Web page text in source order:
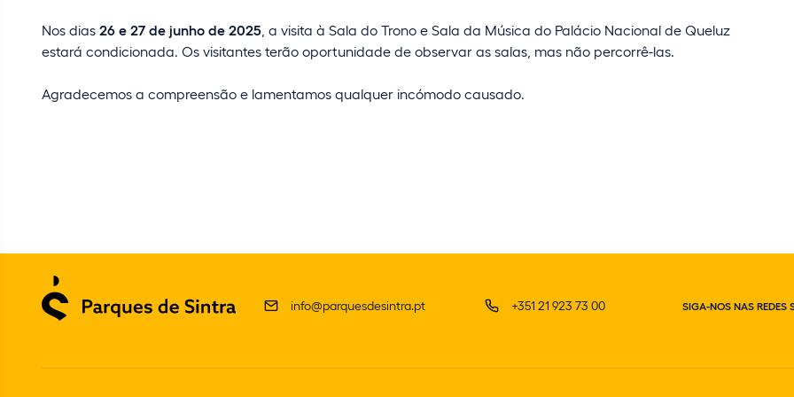
Nos dias 26 e 27 de junho de 2025 , a visita à Sala do Trono e Sala da Música do Palácio Nacional de Queluz
estará condicionada. Os visitantes terão oportunidade de observar as salas, mas não percorrê-las.
Agradecemos a compreensão e lamentamos qualquer incómodo causado.
info@parquesdesintra.pt +351 21 923 73 00 SIGA-NOS NAS REDES